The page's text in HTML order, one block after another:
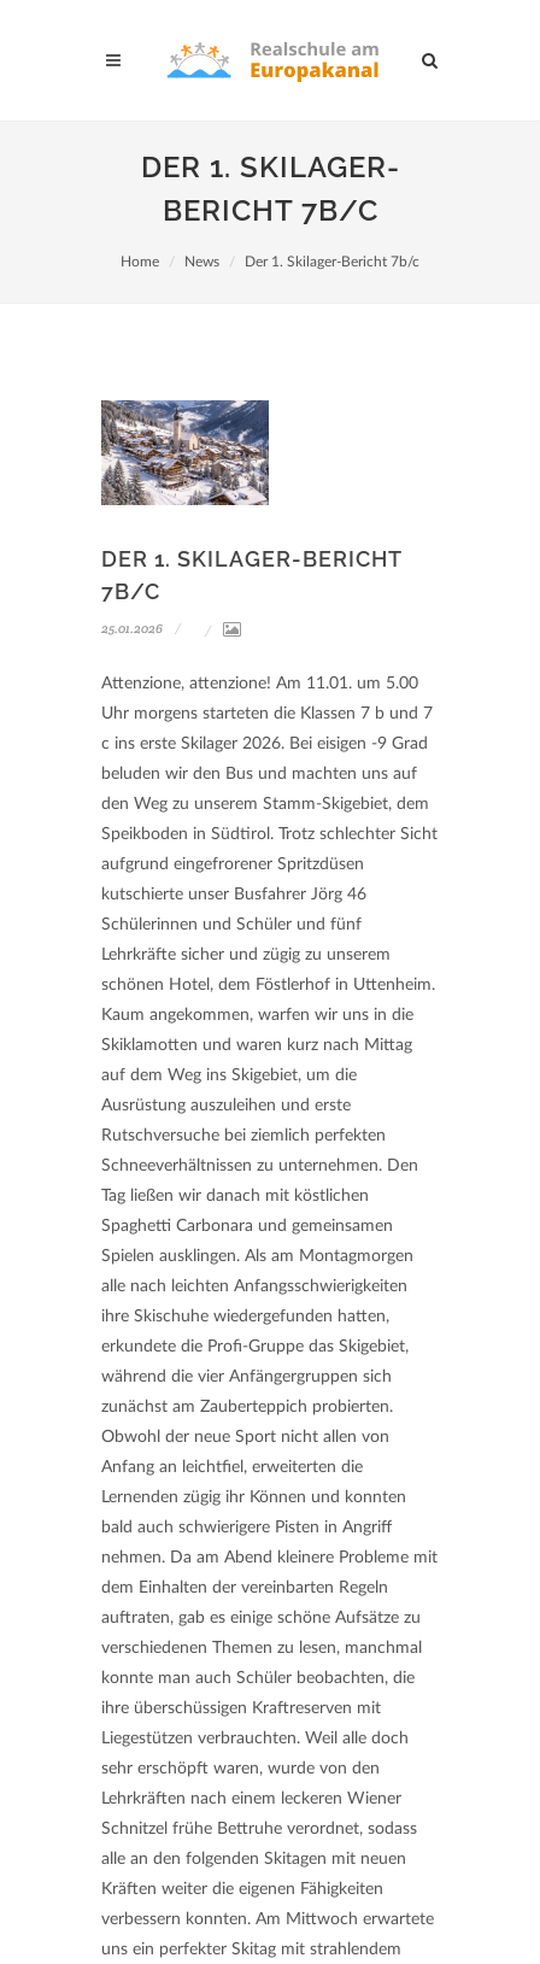
DER 1. SKILAGER-
BERICHT 7B/C
Home News Der 1. Skilager-Bericht 7b/c
DER 1. SKILAGER-BERICHT
7B/C
25.01.2026
Attenzione, attenzione! Am 11.01. um 5.00
Uhr morgens starteten die Klassen 7 b und 7
c ins erste Skilager 2026. Bei eisigen -9 Grad
beluden wir den Bus und machten uns auf
den Weg zu unserem Stamm-Skigebiet, dem
Speikboden in Südtirol. Trotz schlechter Sicht
aufgrund eingefrorener Spritzdüsen
kutschierte unser Busfahrer Jörg 46
Schülerinnen und Schüler und fünf
Lehrkräfte sicher und zügig zu unserem
schönen Hotel, dem Föstlerhof in Uttenheim.
Kaum angekommen, warfen wir uns in die
Skiklamotten und waren kurz nach Mittag
auf dem Weg ins Skigebiet, um die
Ausrüstung auszuleihen und erste
Rutschversuche bei ziemlich perfekten
Schneeverhältnissen zu unternehmen. Den
Tag ließen wir danach mit köstlichen
Spaghetti Carbonara und gemeinsamen
Spielen ausklingen. Als am Montagmorgen
alle nach leichten Anfangsschwierigkeiten
ihre Skischuhe wiedergefunden hatten,
erkundete die Profi-Gruppe das Skigebiet,
während die vier Anfängergruppen sich
zunächst am Zauberteppich probierten.
Obwohl der neue Sport nicht allen von
Anfang an leichtfiel, erweiterten die
Lernenden zügig ihr Können und konnten
bald auch schwierigere Pisten in Angriff
nehmen. Da am Abend kleinere Probleme mit
dem Einhalten der vereinbarten Regeln
auftraten, gab es einige schöne Aufsätze zu
verschiedenen Themen zu lesen, manchmal
konnte man auch Schüler beobachten, die
ihre überschüssigen Kraftreserven mit
Liegestützen verbrauchten. Weil alle doch
sehr erschöpft waren, wurde von den
Lehrkräften nach einem leckeren Wiener
Schnitzel frühe Bettruhe verordnet, sodass
alle an den folgenden Skitagen mit neuen
Kräften weiter die eigenen Fähigkeiten
verbessern konnten. Am Mittwoch erwartete
uns ein perfekter Skitag mit strahlendem